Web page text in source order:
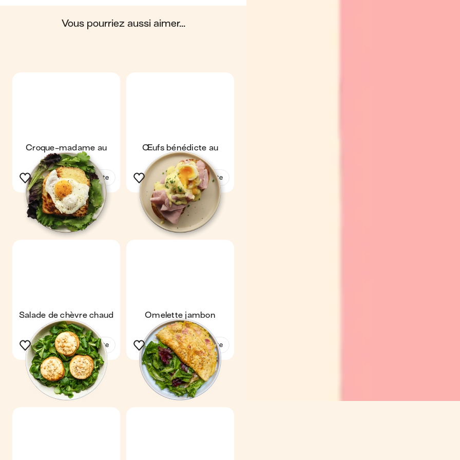
vous pourriez aussi aimer...
Croque-madame au
four
Voir la recette
Œufs bénédicte au
jambon
Voir la recette
Salade de chèvre chaud
Voir la recette
Omelette jambon
comté
Voir la recette